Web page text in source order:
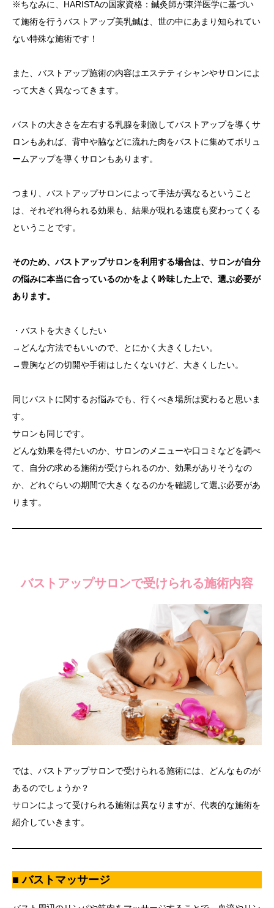
※ちなみに、HARISTAの国家資格：鍼灸師が東洋医学に基づい
て施術を行うバストアップ美乳鍼は、世の中にあまり知られてい
ない特殊な施術です！
また、バストアップ施術の内容はエステティシャンやサロンによ
って大きく異なってきます。
バストの大きさを左右する乳腺を刺激してバストアップを導くサ
ロンもあれば、背中や脇などに流れた肉をバストに集めてボリュ
ームアップを導くサロンもあります。
つまり、バストアップサロンによって手法が異なるということ
は、それぞれ得られる効果も、結果が現れる速度も変わってくる
ということです。
そのため、バストアップサロンを利用する場合は、サロンが自分
の悩みに本当に合っているのかをよく吟味した上で、選ぶ必要が
あります。
・バストを大きくしたい
→どんな方法でもいいので、とにかく大きくしたい。
→豊胸などの切開や手術はしたくないけど、大きくしたい。
同じバストに関するお悩みでも、行くべき場所は変わると思いま
す。
サロンも同じです。
どんな効果を得たいのか、サロンのメニューや口コミなどを調べ
て、自分の求める施術が受けられるのか、効果がありそうなの
か、どれぐらいの期間で大きくなるのかを確認して選ぶ必要があ
ります。
バストアップサロンで受けられる施術内容
では、バストアップサロンで受けられる施術には、どんなものが
あるのでしょうか？
サロンによって受けられる施術は異なりますが、代表的な施術を
紹介していきます。
■ バストマッサージ